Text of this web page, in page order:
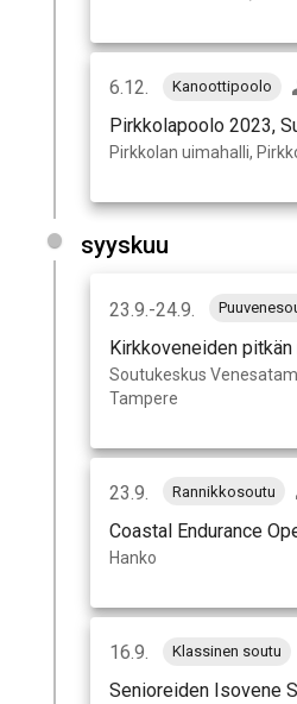
6.12. Kanoottipoolo
Pirkkolapoolo 2023,
Pirkkolan uimahalli,
syyskuu
23.9.-24.9.
Kirkkoveneiden
Soutukeskus
Tampere
23.9. Rannikkosoutu
Coastal Endurance
Hanko
16.9. Klassinen soutu
Senioreiden Isovene